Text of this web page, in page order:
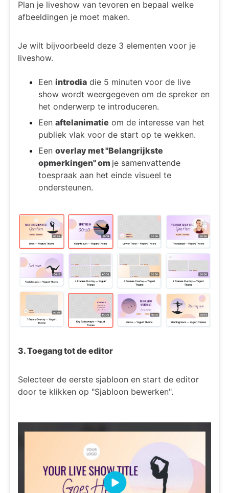
Plan je liveshow van tevoren en bepaal welke
afbeeldingen je moet maken.
Je wilt bijvoorbeeld deze 3 elementen voor je
liveshow.
Een introdia die 5 minuten voor de live
show wordt weergegeven om de spreker en
het onderwerp te introduceren.
Een aftelanimatie om de interesse van het
publiek vlak voor de start op te wekken.
Een overlay met "Belangrijkste
opmerkingen" om je samenvattende
toespraak aan het einde visueel te
ondersteunen.
3. Toegang tot de editor
Selecteer de eerste sjabloon en start de editor
door te klikken op "Sjabloon bewerken".